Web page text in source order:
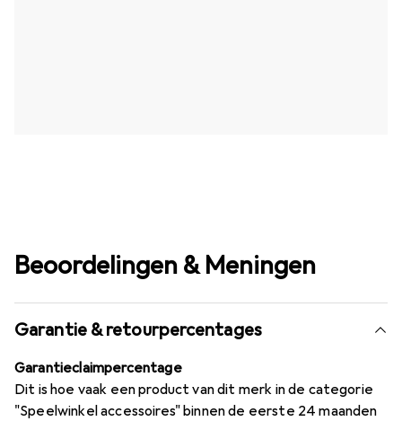
Beoordelingen & Meningen
Garantie & retourpercentages
Garantieclaimpercentage
Dit is hoe vaak een product van dit merk in de categorie
"Speelwinkel accessoires" binnen de eerste 24 maanden